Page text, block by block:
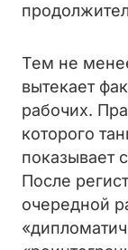
Тем не
вытекает
рабочих.
которого
показывает
После
очередной